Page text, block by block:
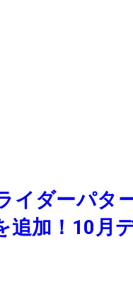
イダーパタ
追加！10月